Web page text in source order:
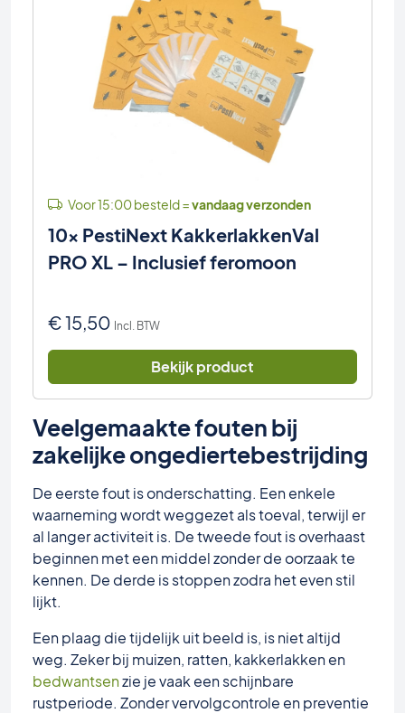
Voor 15:00 besteld =vandaag verzonden
10x PestiNext KakkerlakkenVal
PRO XL – Inclusief feromoon
€15,50 Incl. BTW
Bekijk product
Veelgemaakte fouten bij
zakelijke ongediertebestrijding
De eerste fout is onderschatting. Een enkele
waarneming wordt weggezet als toeval, terwijl er
al langer activiteit is. De tweede fout is overhaast
beginnen met een middel zonder de oorzaak te
kennen. De derde is stoppen zodra het even stil
lijkt.
Een plaag die tijdelijk uit beeld is, is niet altijd
weg. Zeker bij muizen, ratten, kakkerlakken en
bedwantsenzie je vaak een schijnbare
rustperiode. Zonder vervolgcontrole en preventie